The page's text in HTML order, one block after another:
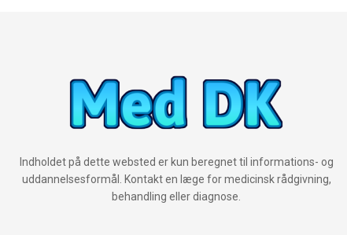
Indholdet på dette websted er kun beregnet til informations- og
uddannelsesformål. Kontakt en læge for medicinsk rådgivning,
behandling eller diagnose.